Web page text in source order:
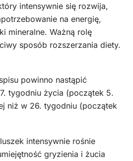
intensywnie się rozwija,
na energię,
mineralne. Ważną rolę
sposób rozszerzania diety.
powinno nastąpić
tygodniu życia (początek 5.
niż w 26. tygodniu (początek
intensywnie rośnie
gryzienia i żucia